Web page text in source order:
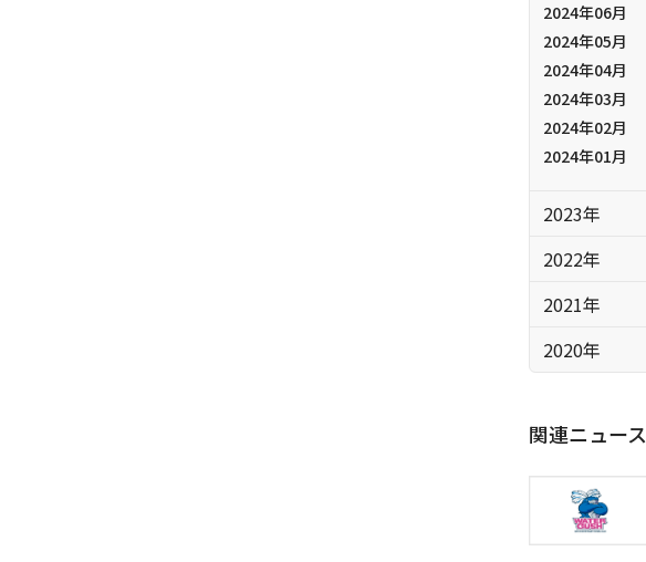
2024年06月
2024年05月
2024年04月
2024年03月
2024年02月
2024年01月
2023年
2022年
2021年
2020年
関連ニュース